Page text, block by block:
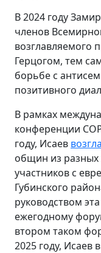
В 2024 году
членов
возглавляемого
Герцогом, тем
борьбе с
позитивного
В рамках
конференции
году, Исаев
общин из разных
участников с
Губинского
руководством
ежегодному
втором таком
2025 году, Исаев